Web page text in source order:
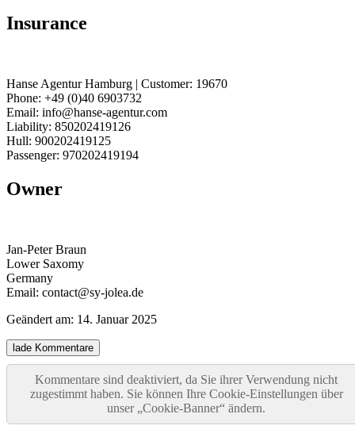
Insurance
Hanse Agentur Hamburg | Customer: 19670
Phone: +49 (0)40 6903732
Email: info@hanse-agentur.com
Liability: 850202419126
Hull: 900202419125
Passenger: 970202419194
Owner
Jan-Peter Braun
Lower Saxomy
Germany
Email: contact@sy-jolea.de
Geändert am: 14. Januar 2025
lade Kommentare
Kommentare sind deaktiviert, da Sie ihrer Verwendung nicht
zugestimmt haben. Sie können Ihre Cookie-Einstellungen über
unser „Cookie-Banner“ ändern.